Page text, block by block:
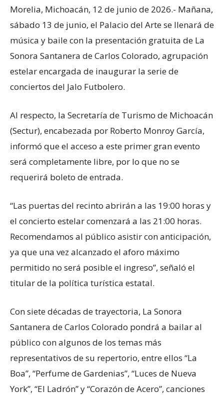
Morelia, Michoacán, 12 de junio de 2026.- Mañana,
sábado 13 de junio, el Palacio del Arte se llenará de
música y baile con la presentación gratuita de La
Sonora Santanera de Carlos Colorado, agrupación
estelar encargada de inaugurar la serie de
conciertos del Jalo Futbolero.
Al respecto, la Secretaría de Turismo de Michoacán
(Sectur), encabezada por Roberto Monroy García,
informó que el acceso a este primer gran evento
será completamente libre, por lo que no se
requerirá boleto de entrada.
“Las puertas del recinto abrirán a las 19:00 horas y
el concierto estelar comenzará a las 21:00 horas.
Recomendamos al público asistir con anticipación,
ya que una vez alcanzado el aforo máximo
permitido no será posible el ingreso”, señaló el
titular de la política turística estatal.
Con siete décadas de trayectoria, La Sonora
Santanera de Carlos Colorado pondrá a bailar al
público con algunos de los temas más
representativos de su repertorio, entre ellos “La
Boa”, “Perfume de Gardenias”, “Luces de Nueva
York”, “El Ladrón” y “Corazón de Acero”, canciones